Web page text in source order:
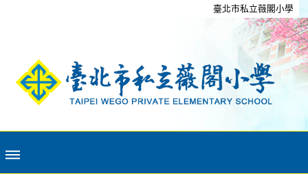
臺北市私立薇閣小學